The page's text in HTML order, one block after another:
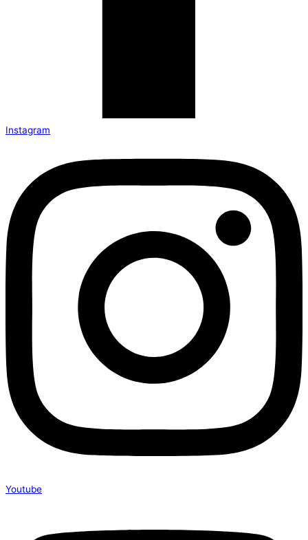
Instagram
Youtube